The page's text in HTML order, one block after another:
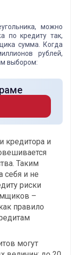
можно
по кредиту так,
сумма. Когда
рублей,
выбором:
кредитора и
Таким
себя и не
риски
–
правило
могут